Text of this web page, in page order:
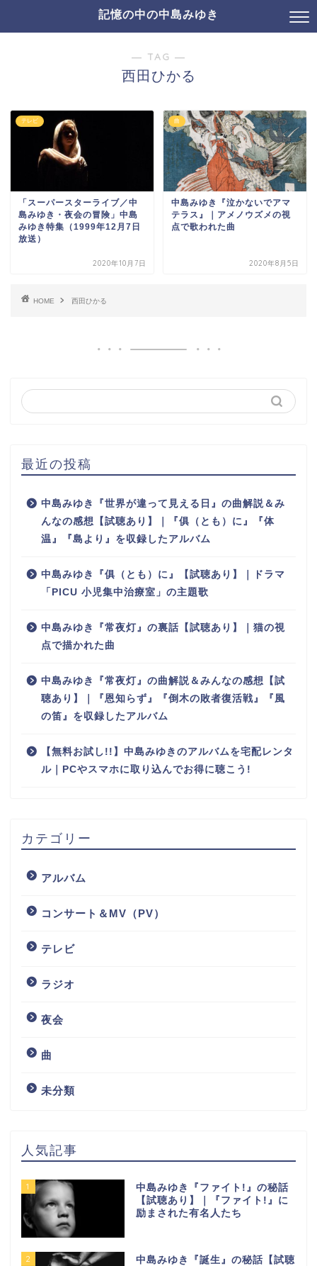
記憶の中の中島みゆき
― TAG ―
西田ひかる
テレビ
「スーパースターライブ／中
島みゆき・夜会の冒険」中島
みゆき特集（1999年12月7日
放送）
2020年10月7日
曲
中島みゆき『泣かないでアマ
テラス』｜アメノウズメの視
点で歌われた曲
2020年8月5日
HOME 西田ひかる
最近の投稿
中島みゆき『世界が違って見える日』の曲解説＆み
んなの感想【試聴あり】｜『俱（とも）に』『体
温』『島より』を収録したアルバム
中島みゆき『俱（とも）に』【試聴あり】｜ドラマ
「PICU 小児集中治療室」の主題歌
中島みゆき『常夜灯』の裏話【試聴あり】｜猫の視
点で描かれた曲
中島みゆき『常夜灯』の曲解説＆みんなの感想【試
聴あり】｜『恩知らず』『倒木の敗者復活戦』『風
の笛』を収録したアルバム
【無料お試し!!】中島みゆきのアルバムを宅配レンタ
ル｜PCやスマホに取り込んでお得に聴こう!
カテゴリー
アルバム
コンサート＆MV（PV）
テレビ
ラジオ
夜会
曲
未分類
人気記事
1
中島みゆき『ファイト!』の秘話
【試聴あり】｜『ファイト!』に
励まされた有名人たち
2
中島みゆき『誕生』の秘話【試聴